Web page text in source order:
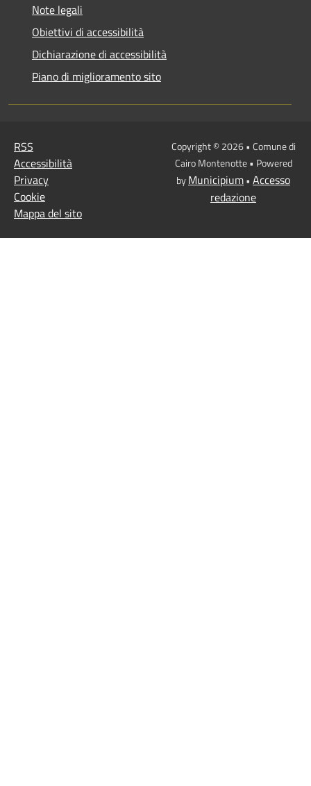
Note legali
Obiettivi di accessibilità
Dichiarazione di accessibilità
Piano di miglioramento sito
RSS
Accessibilità
Privacy
Cookie
Mappa del sito
Copyright © 2026 • Comune di
Cairo Montenotte • Powered
byMunicipium• Accesso
redazione